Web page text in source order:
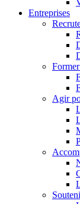
Entreprises
Agir